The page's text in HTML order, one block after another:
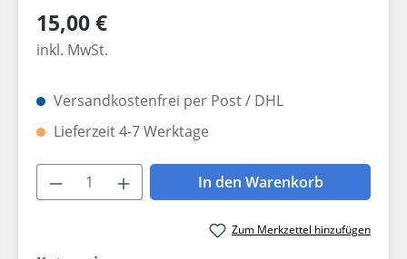
Regulärer Preis:
15,00 €
inkl. MwSt.
Versandkostenfrei per Post / DHL
Lieferzeit 4-7 Werktage
Produkt Anzahl: Gib den
In den Warenkorb
Zum Merkzettel hinzufügen